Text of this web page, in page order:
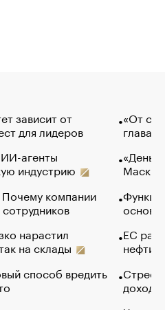
зависит от
для лидеров
агенты
индустрию
компании
нарастил
на склады
способ вредить
«От
глава
Маск в
основ
ЕС
нефти